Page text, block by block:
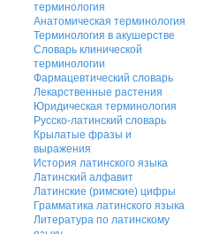
терминология
Анатомическая терминология
Терминология в акушерстве
Словарь клинической
терминологии
Фармацевтический словарь
Лекарственные растения
Юридическая терминология
Русско-латинский словарь
Крылатые фразы и
выражения
История латинского языка
Латинский алфавит
Латинские (римские) цифры
Грамматика латинского языка
Литература по латинскому